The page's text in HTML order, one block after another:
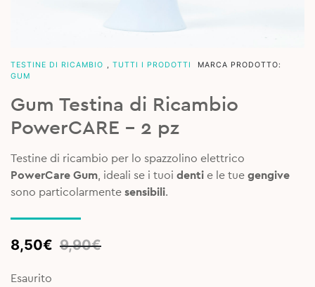
TESTINE DI RICAMBIO TUTTI I PRODOTTI
MARCA PRODOTTO:
GUM
Gum Testina di Ricambio
PowerCARE – 2 pz
Testine di ricambio per lo spazzolino elettrico
PowerCare Gum , ideali se i tuoi denti e le tue gengive
sono particolarmente sensibili.
9,90€
Original
was:
8,50€
Current
is:
Esaurito